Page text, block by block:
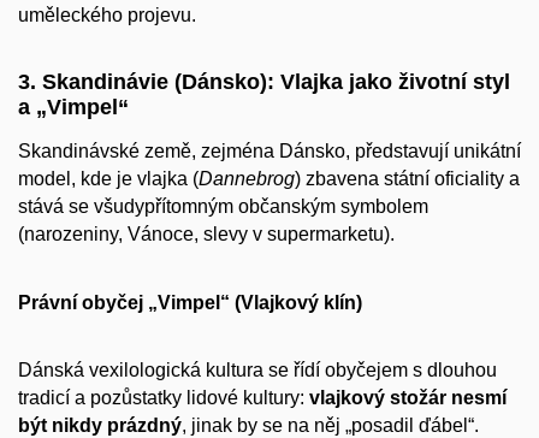
uměleckého projevu.
3. Skandinávie (Dánsko): Vlajka jako životní styl
a „Vimpel“
Skandinávské země, zejména Dánsko, představují unikátní
model, kde je vlajka (Dannebrog) zbavena státní oficiality a
stává se všudypřítomným občanským symbolem
(narozeniny, Vánoce, slevy v supermarketu).
Právní obyčej „Vimpel“ (Vlajkový klín)
Dánská vexilologická kultura se řídí obyčejem s dlouhou
tradicí a pozůstatky lidové kultury: vlajkový stožár nesmí
být nikdy prázdný, jinak by se na něj „posadil ďábel“.